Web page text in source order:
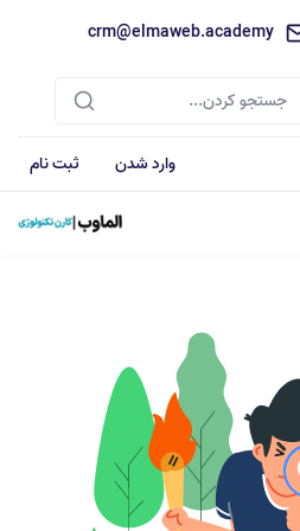
crm@elmaweb.academy
وارد شدن ثبت نام